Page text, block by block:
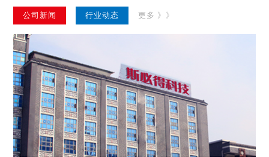
公司新闻 行业动态 更多 》》